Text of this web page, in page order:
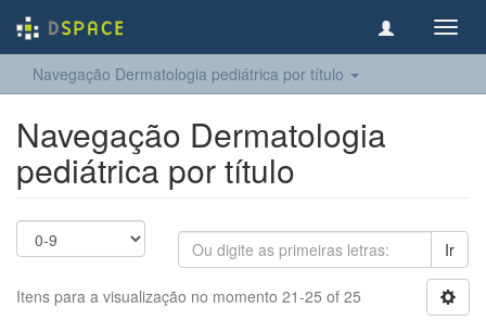
Navegação Dermatologia pediátrica por título
Navegação Dermatologia
pediátrica por título
Ir
Itens para a visualização no momento 21-25 of 25